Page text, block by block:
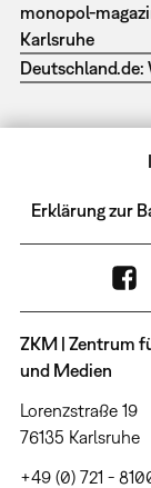
monopol-
Karlsruhe
Erklärung zur
ZKM | Zentrum
und Medien
Lorenzstraße 19
76135 Karlsruhe
+49 (0) 721 -